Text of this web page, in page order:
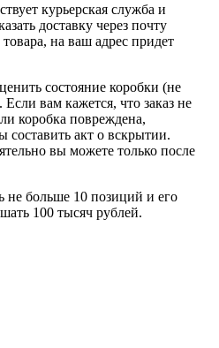
курьерская служба и
доставку через почту
на ваш адрес придет
состояние коробки (не
вам кажется, что заказ не
коробка повреждена,
составить акт о вскрытии.
вы можете только после
не больше 10 позиций и его
100 тысяч рублей.